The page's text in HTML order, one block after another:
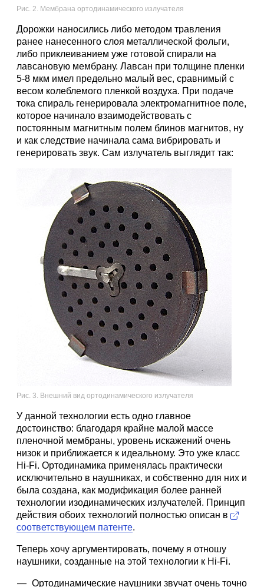
Рис. 2. Мембрана ортодинамического излучателя
Дорожки наносились либо методом травления
ранее нанесенного слоя металлической фольги,
либо приклеиванием уже готовой спирали на
лавсановую мембрану. Лавсан при толщине пленки
5-8 мкм имел предельно малый вес, сравнимый с
весом колеблемого пленкой воздуха. При подаче
тока спираль генерировала электромагнитное поле,
которое начинало взаимодействовать с
постоянным магнитным полем блинов магнитов, ну
и как следствие начинала сама вибрировать и
генерировать звук. Сам излучатель выглядит так:
Рис. 3. Внешний вид ортодинамического излучателя
У данной технологии есть одно главное
достоинство: благодаря крайне малой массе
пленочной мембраны, уровень искажений очень
низок и приближается к идеальному. Это уже класс
Hi-Fi. Ортодинамика применялась практически
исключительно в наушниках, и собственно для них и
была создана, как модификация более ранней
технологии изодинамических излучателей. Принцип
действия обоих технологий полностью описан в
соответствующем патенте.
Теперь хочу аргументировать, почему я отношу
наушники, созданные на этой технологии к Hi-Fi.
Ортодинамические наушники звучат очень точно